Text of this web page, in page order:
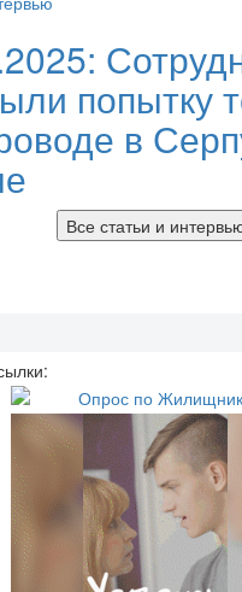
попытку
в
Все статьи и